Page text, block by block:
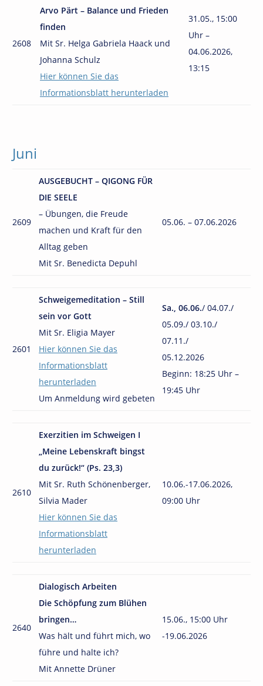
2608
Arvo Pärt – Balance und Frieden
finden
Mit Sr. Helga Gabriela Haack und
Johanna Schulz
Hier können Sie das
Informationsblatt herunterladen
31.05., 15:00
Uhr –
04.06.2026,
13:15
Juni
2609
AUSGEBUCHT – QIGONG FÜR
DIE SEELE
– Übungen, die Freude
machen und Kraft für den
Alltag geben
Mit Sr. Benedicta Depuhl
05.06. – 07.06.2026
2601
Schweigemeditation – Still
sein vor Gott
Mit Sr. Eligia Mayer
Hier können Sie das
Informationsblatt
herunterladen
Um Anmeldung wird gebeten
Sa., 06.06./ 04.07./
05.09./ 03.10./
07.11./
05.12.2026
Beginn: 18:25 Uhr –
19:45 Uhr
2610
Exerzitien im Schweigen I
„Meine Lebenskraft bingst
du zurück!“ (Ps. 23,3)
Mit Sr. Ruth Schönenberger,
Silvia Mader
Hier können Sie das
Informationsblatt
herunterladen
10.06.-17.06.2026,
09:00 Uhr
2640
Dialogisch Arbeiten
Die Schöpfung zum Blühen
bringen…
Was hält und führt mich, wo
führe und halte ich?
Mit Annette Drüner
15.06., 15:00 Uhr
-19.06.2026